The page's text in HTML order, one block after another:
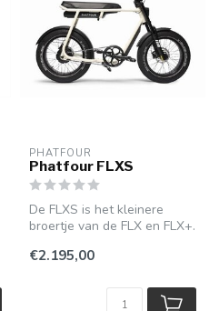
PHATFOUR
Phatfour FLXS
De FLXS is het kleinere
broertje van de FLX en FLX+.
€2.195,00